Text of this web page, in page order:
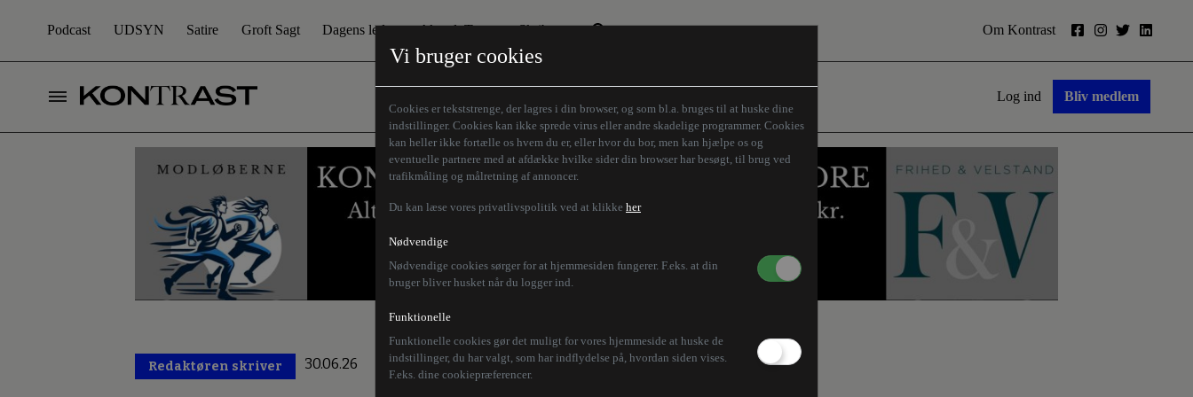
Vi bruger cookies
Cookies er tekststrenge, der lagres i din browser, og som bl.a. bruges til at huske dine
indstillinger. Cookies kan ikke sprede virus eller andre skadelige programmer. Cookies
kan heller ikke fortælle os hvem du er, eller hvor du bor, men kan hjælpe os og
eventuelle partnere med at afdække hvilke sider din browser har besøgt, til brug ved
trafikmåling og målretning af annoncer.
Du kan læse vores privatlivspolitik ved at klikke her
Nødvendige
Nødvendige cookies sørger for at hjemmesiden fungerer. F.eks. at din
bruger bliver husket når du logger ind.
Funktionelle
Funktionelle cookies gør det muligt for vores hjemmeside at huske de
indstillinger, du har valgt, som har indflydelse på, hvordan siden vises.
F.eks. dine cookiepræferencer.
Podcast UDSYN Satire Groft Sagt Dagens leder Aktuelt Tema
Den borgelige brille
Humaniora forfra
Store Danskere
Skribenter
Z-aksen
Om Kontrast
Log ind Bliv medlem
Redaktøren skriver 30.06.26 Premium